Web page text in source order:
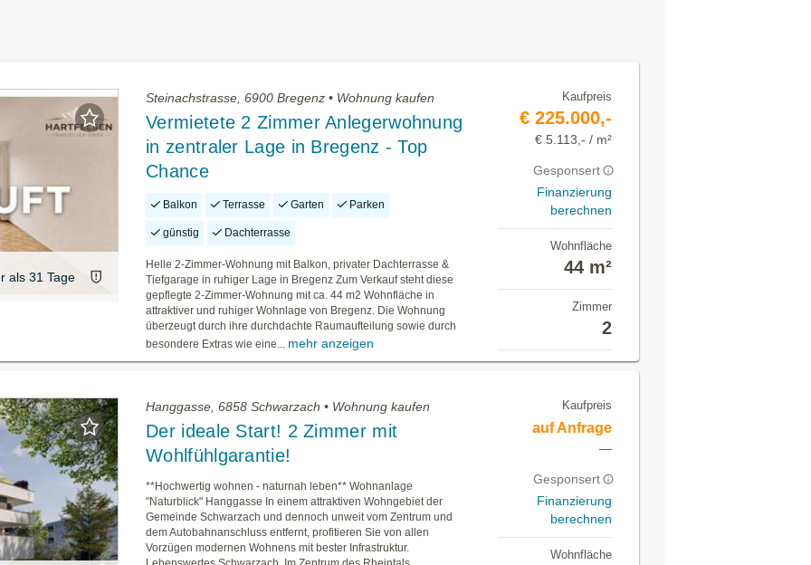
als 31 Tage
Steinachstrasse, 6900 Bregenz • Wohnung kaufen
Vermietete 2 Zimmer Anlegerwohnung
in zentraler Lage in Bregenz - Top
Chance
Balkon Terrasse Garten Parken
günstig Dachterrasse
Helle 2-Zimmer-Wohnung mit Balkon, privater Dachterrasse &
Tiefgarage in ruhiger Lage in Bregenz Zum Verkauf steht diese
gepflegte 2-Zimmer-Wohnung mit ca. 44 m2 Wohnfläche in
attraktiver und ruhiger Wohnlage von Bregenz. Die Wohnung
überzeugt durch ihre durchdachte Raumaufteilung sowie durch
besondere Extras wie eine... mehr anzeigen
Kaufpreis
€ 225.000,-
€ 5.113,- / m²
Gesponsert
Finanzierung
berechnen
Wohnfläche
44 m²
Zimmer
2
Hanggasse, 6858 Schwarzach • Wohnung kaufen
Der ideale Start! 2 Zimmer mit
Wohlfühlgarantie!
**Hochwertig wohnen - naturnah leben** Wohnanlage
"Naturblick" Hanggasse In einem attraktiven Wohngebiet der
Gemeinde Schwarzach und dennoch unweit vom Zentrum und
dem Autobahnanschluss entfernt, profitieren Sie von allen
Vorzügen modernen Wohnens mit bester Infrastruktur.
Kaufpreis
auf Anfrage
—
Gesponsert
Finanzierung
berechnen
Wohnfläche